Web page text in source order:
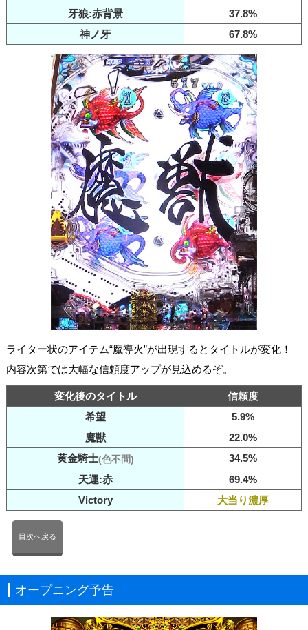
牙狼:赤背景
37.8%
神ノ牙
67.8%
ライター状のアイテム“魔導火”が出現するとタイトルが変化！
内容次第では大幅な信頼度アップが見込めるぞ。
変化後のタイトル
信頼度
希望
5.9%
魔獣
22.0%
黄金騎士(色不問)
34.5%
天運:赤
69.4%
Victory
大当り濃厚
目次へ戻る
オープニング予告